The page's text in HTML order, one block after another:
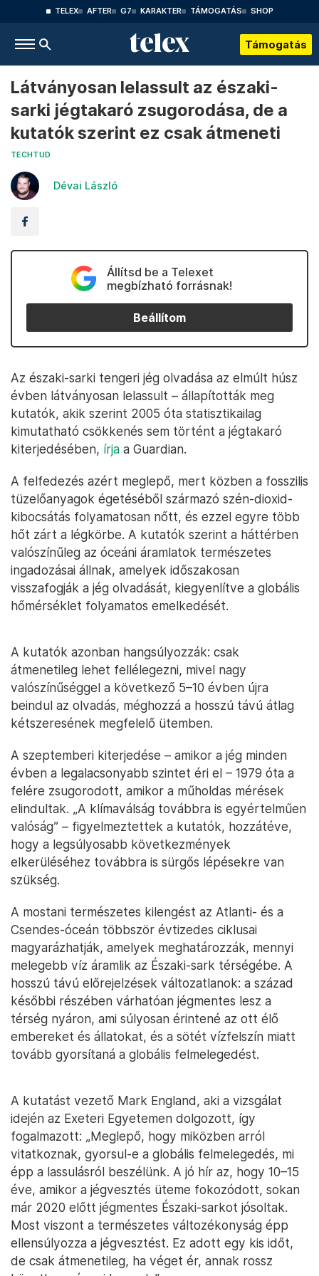
TELEX AFTER G7 KARAKTER TÁMOGATÁS SHOP
Támogatás
Látványosan lelassult az északi-
sarki jégtakaró zsugorodása, de a
kutatók szerint ez csak átmeneti
TECHTUD
Dévai László
Állítsd be a Telexet
megbízható forrásnak!
Beállítom
Az északi-sarki tengeri jég olvadása az elmúlt húsz
évben látványosan lelassult – állapították meg
kutatók, akik szerint 2005 óta statisztikailag
kimutatható csökkenés sem történt a jégtakaró
kiterjedésében, írja a Guardian.
A felfedezés azért meglepő, mert közben a fosszilis
tüzelőanyagok égetéséből származó szén-dioxid-
kibocsátás folyamatosan nőtt, és ezzel egyre több
hőt zárt a légkörbe. A kutatók szerint a háttérben
valószínűleg az óceáni áramlatok természetes
ingadozásai állnak, amelyek időszakosan
visszafogják a jég olvadását, kiegyenlítve a globális
hőmérséklet folyamatos emelkedését.
A kutatók azonban hangsúlyozzák: csak
átmenetileg lehet fellélegezni, mivel nagy
valószínűséggel a következő 5–10 évben újra
beindul az olvadás, méghozzá a hosszú távú átlag
kétszeresének megfelelő ütemben.
A szeptemberi kiterjedése – amikor a jég minden
évben a legalacsonyabb szintet éri el – 1979 óta a
felére zsugorodott, amikor a műholdas mérések
elindultak. „A klímaválság továbbra is egyértelműen
valóság” – figyelmeztettek a kutatók, hozzátéve,
hogy a legsúlyosabb következmények
elkerüléséhez továbbra is sürgős lépésekre van
szükség.
A mostani természetes kilengést az Atlanti- és a
Csendes-óceán többször évtizedes ciklusai
magyarázhatják, amelyek meghatározzák, mennyi
melegebb víz áramlik az Északi-sark térségébe. A
hosszú távú előrejelzések változatlanok: a század
későbbi részében várhatóan jégmentes lesz a
térség nyáron, ami súlyosan érintené az ott élő
embereket és állatokat, és a sötét vízfelszín miatt
tovább gyorsítaná a globális felmelegedést.
A kutatást vezető Mark England, aki a vizsgálat
idején az Exeteri Egyetemen dolgozott, így
fogalmazott: „Meglepő, hogy miközben arról
vitatkoznak, gyorsul-e a globális felmelegedés, mi
épp a lassulásról beszélünk. A jó hír az, hogy 10–15
éve, amikor a jégvesztés üteme fokozódott, sokan
már 2020 előtt jégmentes Északi-sarkot jósoltak.
Most viszont a természetes változékonyság épp
ellensúlyozza a jégvesztést. Ez adott egy kis időt,
de csak átmenetileg, ha véget ér, annak rossz